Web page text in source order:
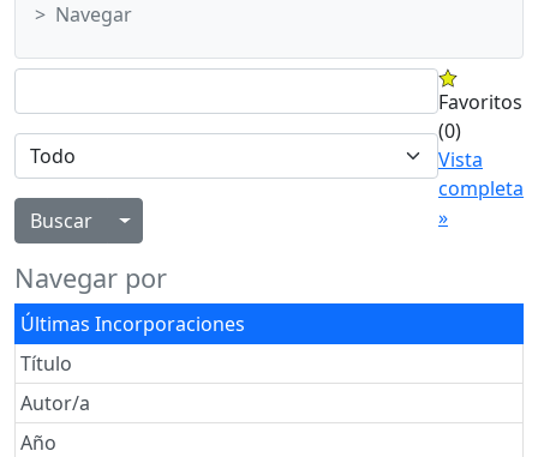
Navegar
Alternar menú desplegable
Favoritos
(0)
Vista
completa
»
Navegar por
Últimas Incorporaciones
Título
Autor/a
Año